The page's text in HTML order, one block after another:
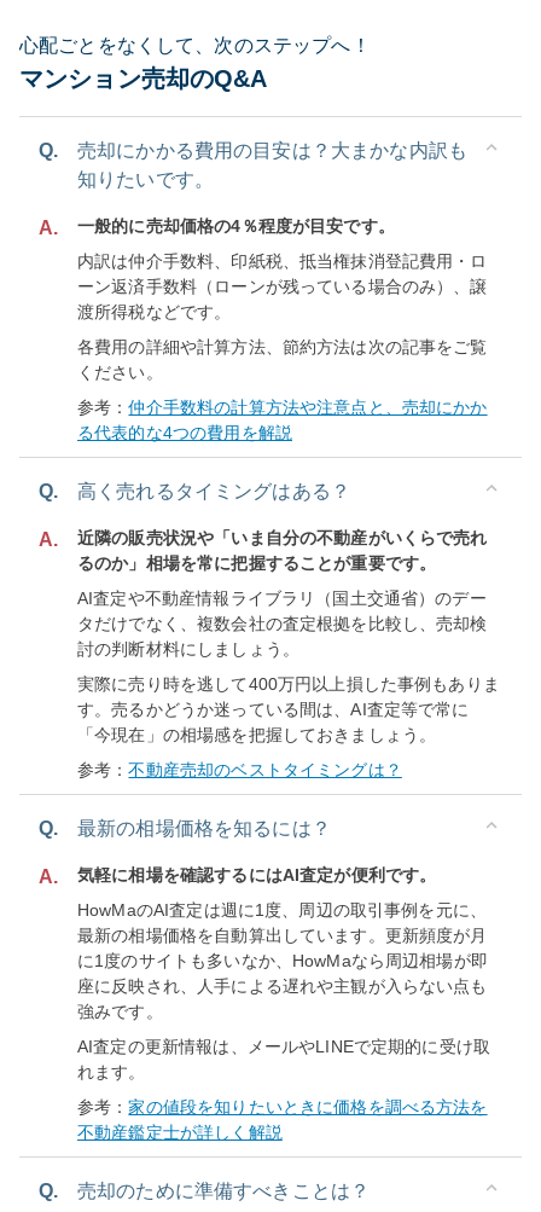
心配ごとをなくして、次のステップへ！
マンション売却のQ&A
Q.
売却にかかる費用の目安は？大まかな内訳も
知りたいです。
A.
一般的に売却価格の4％程度が目安です。
内訳は仲介手数料、印紙税、抵当権抹消登記費用・ロ
ーン返済手数料（ローンが残っている場合のみ）、譲
渡所得税などです。
各費用の詳細や計算方法、節約方法は次の記事をご覧
ください。
参考：仲介手数料の計算方法や注意点と、売却にかか
る代表的な4つの費用を解説
Q. 高く売れるタイミングはある？
A.
近隣の販売状況や「いま自分の不動産がいくらで売れ
るのか」相場を常に把握することが重要です。
AI査定や不動産情報ライブラリ（国土交通省）のデー
タだけでなく、複数会社の査定根拠を比較し、売却検
討の判断材料にしましょう。
実際に売り時を逃して400万円以上損した事例もありま
す。売るかどうか迷っている間は、AI査定等で常に
「今現在」の相場感を把握しておきましょう。
参考：不動産売却のベストタイミングは？
Q. 最新の相場価格を知るには？
A.
気軽に相場を確認するにはAI査定が便利です。
HowMaのAI査定は週に1度、周辺の取引事例を元に、
最新の相場価格を自動算出しています。更新頻度が月
に1度のサイトも多いなか、HowMaなら周辺相場が即
座に反映され、人手による遅れや主観が入らない点も
強みです。
AI査定の更新情報は、メールやLINEで定期的に受け取
れます。
参考：家の値段を知りたいときに価格を調べる方法を
不動産鑑定士が詳しく解説
Q. 売却のために準備すべきことは？